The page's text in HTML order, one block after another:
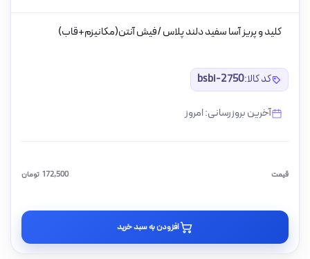
کلید و پریز آسا سفید دلند پلاس /فیش آنتن(مکانیزم+قاب)
کد کالا:bsbi-2750
آخرین بروزرسانی: امروز
قیمت تومان 172,500
افزودن به سبد خرید